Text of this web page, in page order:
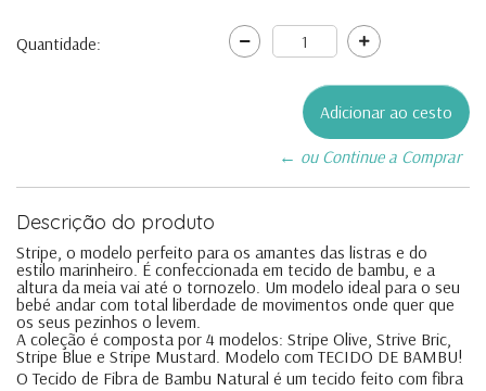
Quantidade:
← ou Continue a Comprar
Descrição do produto
Stripe, o modelo perfeito para os amantes das listras e do
estilo marinheiro. É confeccionada em tecido de bambu, e a
altura da meia vai até o tornozelo. Um modelo ideal para o seu
bebé andar com total liberdade de movimentos onde quer que
os seus pezinhos o levem.
A coleção é composta por 4 modelos: Stripe Olive, Strive Bric,
Stripe Blue e Stripe Mustard. Modelo com TECIDO DE BAMBU!
O Tecido de Fibra de Bambu Natural é um tecido feito com fibra